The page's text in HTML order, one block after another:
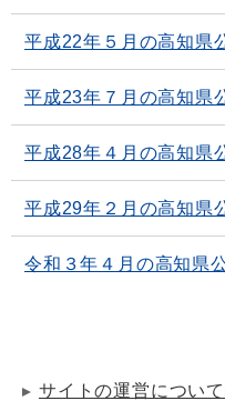
平成22年５月の高知県
平成23年７月の高知県
平成28年４月の高知県
平成29年２月の高知県
令和３年４月の高知県
サイトの運営について